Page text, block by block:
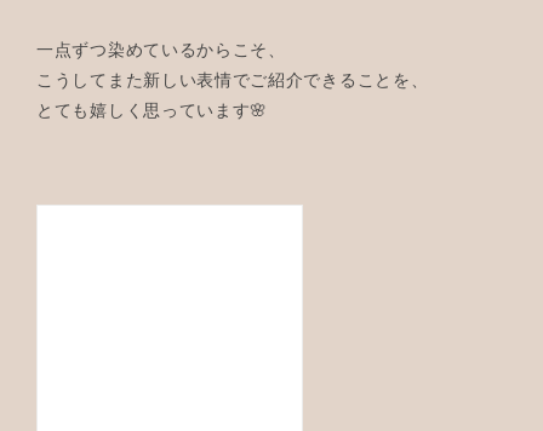
一点ずつ染めているからこそ、
こうしてまた新しい表情でご紹介できることを、
とても嬉しく思っています🌸